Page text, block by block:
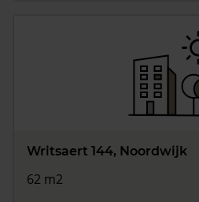
Writsaert 144, Noordwijk
62 m2